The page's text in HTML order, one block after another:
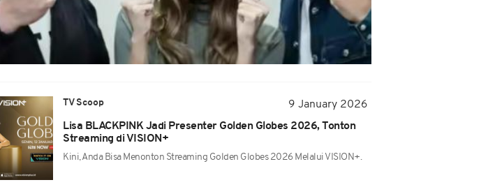
TV Scoop
9 January 2026
Lisa BLACKPINK Jadi Presenter Golden Globes 2026, Tonton
Streaming di VISION+
Kini, Anda Bisa Menonton Streaming Golden Globes 2026 Melalui VISION+.